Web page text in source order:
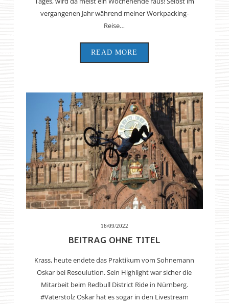
vergangenen Jahr während meiner Workpacking-
Reise…
READ MORE
16/09/2022
BEITRAG OHNE TITEL
Krass, heute endete das Praktikum vom Sohnemann
Oskar bei Resoulution. Sein Highlight war sicher die
Mitarbeit beim Redbull District Ride in Nürnberg.
#Vaterstolz Oskar hat es sogar in den Livestream